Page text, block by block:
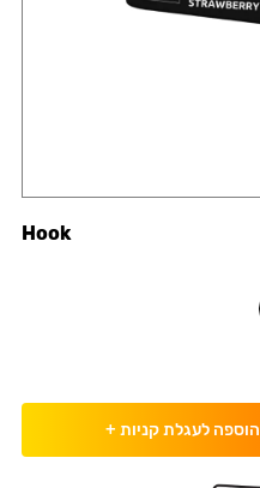
Hook
הוספה לעגלת קניות +